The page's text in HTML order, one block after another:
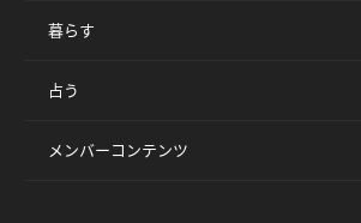
暮らす
占う
メンバーコンテンツ